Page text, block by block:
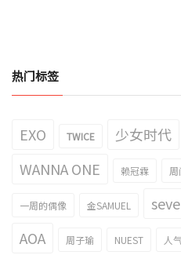
热门标签
EXO TWICE 少女时代
WANNA ONE 赖冠霖
一周的偶像 金SAMUEL
AOA 周子瑜 NUEST 人